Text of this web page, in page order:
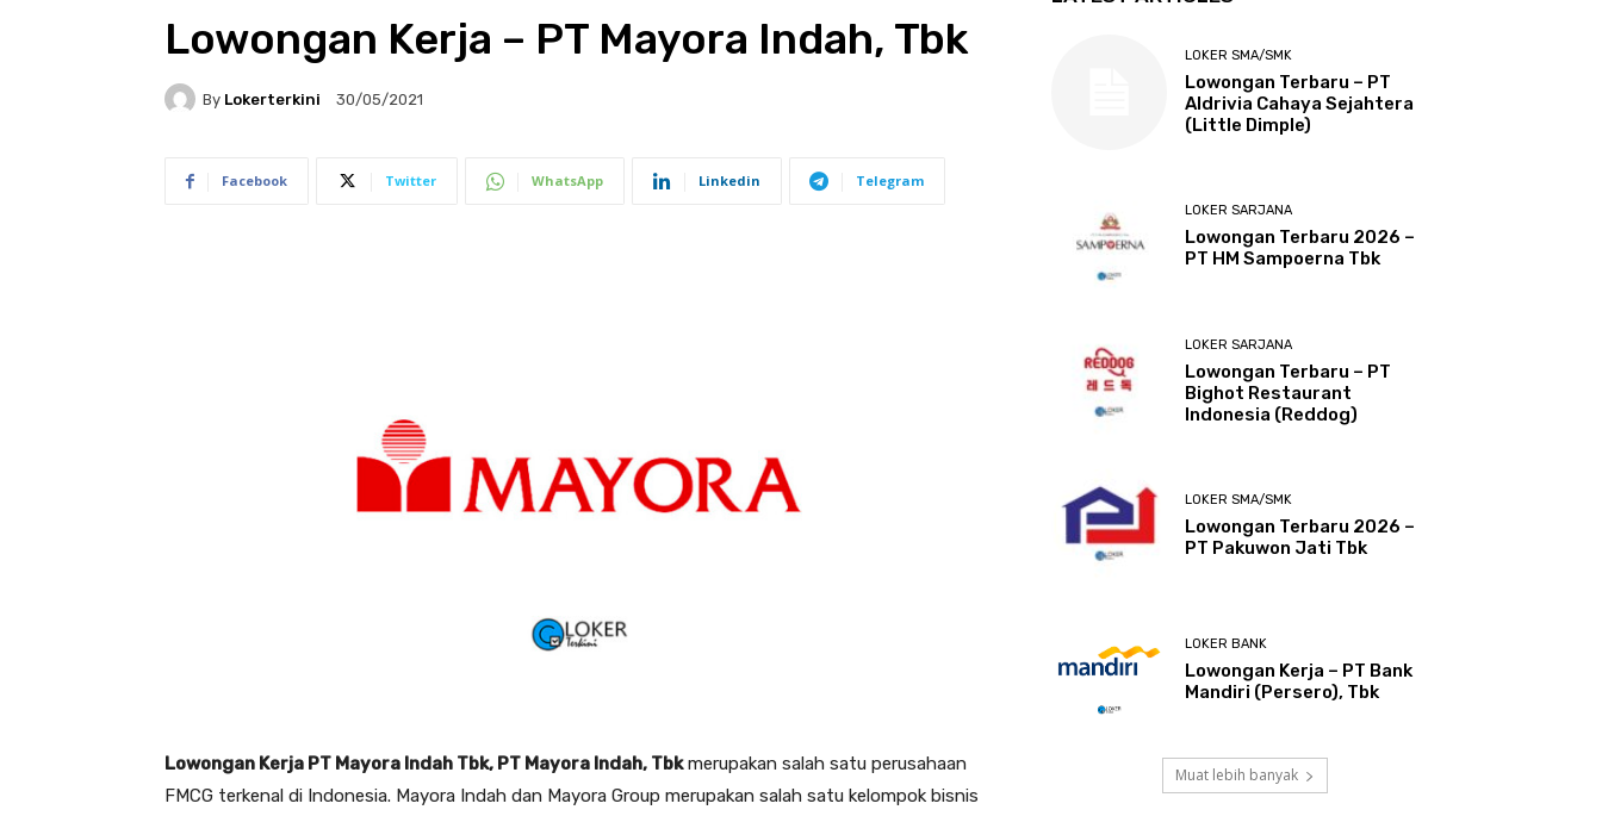
Lowongan Kerja – PT Mayora Indah, Tbk
By Lokerterkini 30/05/2021
Facebook Twitter WhatsApp Linkedin Telegram
Lowongan Kerja PT Mayora Indah Tbk, PT Mayora Indah, Tbkmerupakan salah satu perusahaan
FMCG terkenal di Indonesia. Mayora Indah dan Mayora Group merupakan salah satu kelompok bisnis
LOKER SMA/SMK
Lowongan Terbaru – PT
Aldrivia Cahaya Sejahtera
(Little Dimple)
LOKER SARJANA
Lowongan Terbaru 2026 –
PT HM Sampoerna Tbk
LOKER SARJANA
Lowongan Terbaru – PT
Bighot Restaurant
Indonesia (Reddog)
LOKER SMA/SMK
Lowongan Terbaru 2026 –
PT Pakuwon Jati Tbk
LOKER BANK
Lowongan Kerja – PT Bank
Mandiri (Persero), Tbk
Muat lebih banyak